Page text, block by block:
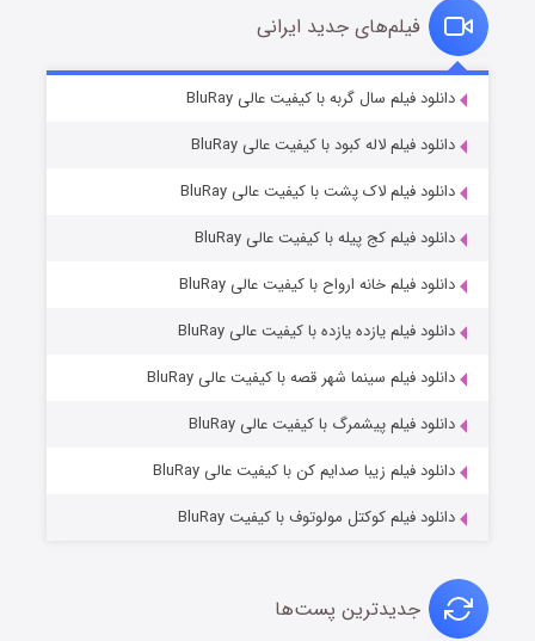
قسمت۷ (زیرنویس) منتشر شد
فیلم‌های جدید ایرانی
دانلود فیلم سال گربه با کیفیت عالی BluRay
دانلود فیلم لاله کبود با کیفیت عالی BluRay
دانلود فیلم لاک پشت با کیفیت عالی BluRay
دانلود فیلم کج‌ پیله با کیفیت عالی BluRay
دانلود فیلم خانه ارواح با کیفیت عالی BluRay
دانلود فیلم یازده یازده با کیفیت عالی BluRay
دانلود فیلم سینما شهر قصه با کیفیت عالی BluRay
دانلود فیلم پیشمرگ با کیفیت عالی BluRay
دانلود فیلم زیبا صدایم کن با کیفیت عالی BluRay
دانلود فیلم کوکتل مولوتوف با کیفیت BluRay
جدیدترین پست‌ها